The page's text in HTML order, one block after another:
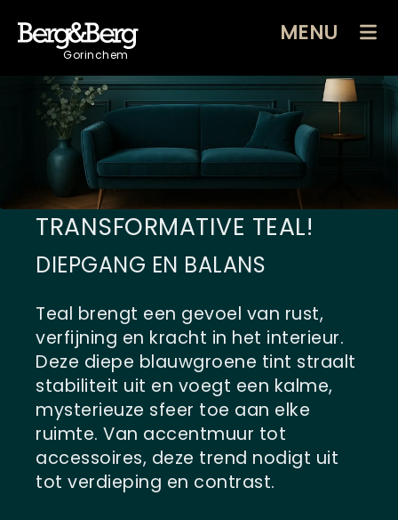
Gorinchem
MENU
TRANSFORMATIVE TEAL!
DIEPGANG EN BALANS
Teal brengt een gevoel van rust,
verfijning en kracht in het interieur.
Deze diepe blauwgroene tint straalt
stabiliteit uit en voegt een kalme,
mysterieuze sfeer toe aan elke
ruimte. Van accentmuur tot
accessoires, deze trend nodigt uit
tot verdieping en contrast.